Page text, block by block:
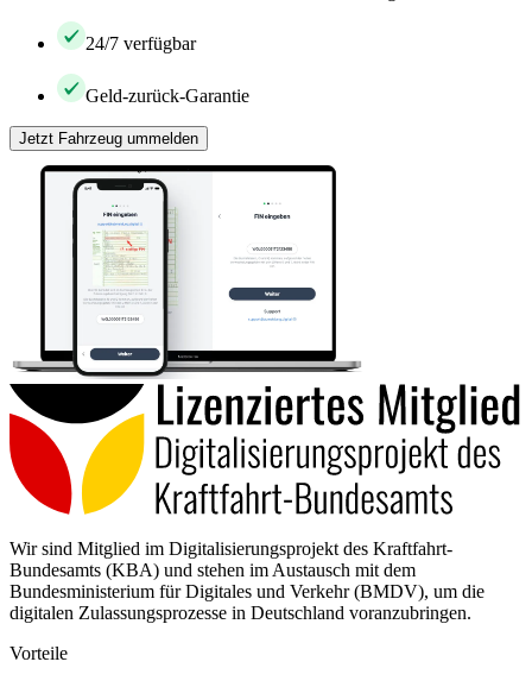
24/7 verfügbar
Geld-zurück-Garantie
Jetzt Fahrzeug ummelden
Wir sind Mitglied im Digitalisierungsprojekt des Kraftfahrt-
Bundesamts (KBA) und stehen im Austausch mit dem
Bundesministerium für Digitales und Verkehr (BMDV), um die
digitalen Zulassungsprozesse in Deutschland voranzubringen.
Vorteile